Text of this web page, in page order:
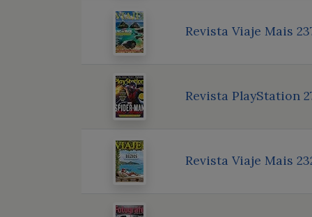
Revista Viaje Mais
Revista PlayStation
Revista Viaje Mais